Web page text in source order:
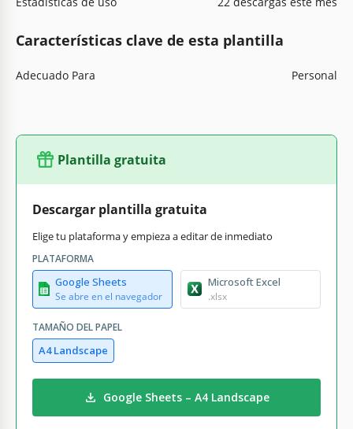
Características clave de esta plantilla
Adecuado Para Personal
Plantilla gratuita
Descargar plantilla gratuita
Elige tu plataforma y empieza a editar de inmediato
PLATAFORMA
Google Sheets
Se abre en el navegador
Microsoft Excel
.xlsx
TAMAÑO DEL PAPEL
A4 Landscape
Google Sheets – A4 Landscape